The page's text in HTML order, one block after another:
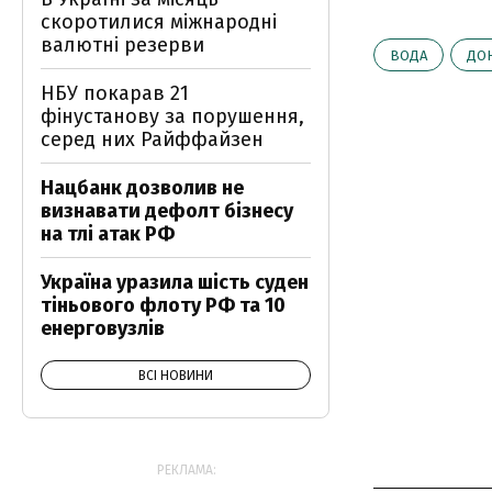
ВОДА
скоротилися міжнародні
валютні резерви
НБУ покарав 21
фінустанову за порушення,
серед них Райффайзен
Нацбанк дозволив не
визнавати дефолт бізнесу
на тлі атак РФ
Україна уразила шість суден
тіньового флоту РФ та 10
енерговузлів
ВСІ НОВИНИ
РЕКЛАМА: